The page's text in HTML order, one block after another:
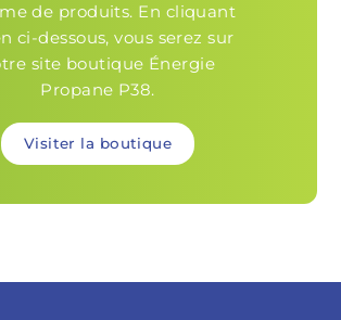
de produits. En cliquant
ci-dessous, vous serez sur
site boutique Énergie
Propane P38.
Visiter la boutique